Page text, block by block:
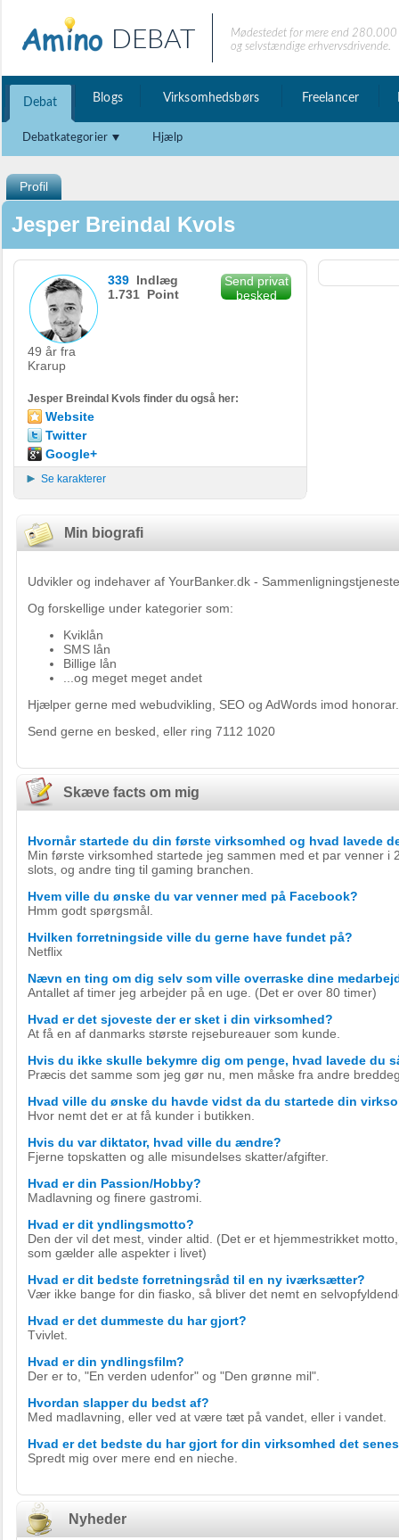
DEBAT
Mødestedet for mere end
og selvstændige erhvervsdrivende.
Debat Blogs Virksomhedsbørs Freelancer
Debatkategorier Hjælp
Profil
Jesper Breindal Kvols
49 år fra
Krarup
339 Indlæg
1.731 Point
Send privat
besked
Jesper Breindal Kvols finder du også her:
Website
Twitter
Google+
Se karakterer
Min biografi
Udvikler og indehaver af YourBanker.dk -
Og forskellige under kategorier som:
Kviklån
SMS lån
Billige lån
...og meget meget andet
Hjælper gerne med webudvikling, SEO og AdWords imod honorar.
Send gerne en besked, eller ring 7112 1020
Skæve facts om mig
Hvornår startede du din første virksomhed og hvad lavede
Min første virksomhed startede jeg sammen med et par venner i
slots, og andre ting til gaming branchen.
Hvem ville du ønske du var venner med på Facebook?
Hmm godt spørgsmål.
Hvilken forretningside ville du gerne have fundet på?
Netflix
Nævn en ting om dig selv som ville overraske dine
Antallet af timer jeg arbejder på en uge. (Det er over 80 timer)
Hvad er det sjoveste der er sket i din virksomhed?
At få en af danmarks største rejsebureauer som kunde.
Hvis du ikke skulle bekymre dig om penge, hvad lavede du
Præcis det samme som jeg gør nu, men måske fra andre
Hvad ville du ønske du havde vidst da du startede din
Hvor nemt det er at få kunder i butikken.
Hvis du var diktator, hvad ville du ændre?
Fjerne topskatten og alle misundelses skatter/afgifter.
Hvad er din Passion/Hobby?
Madlavning og finere gastromi.
Hvad er dit yndlingsmotto?
Den der vil det mest, vinder altid. (Det er et hjemmestrikket
som gælder alle aspekter i livet)
Hvad er dit bedste forretningsråd til en ny iværksætter?
Vær ikke bange for din fiasko, så bliver det nemt en
Hvad er det dummeste du har gjort?
Tvivlet.
Hvad er din yndlingsfilm?
Der er to, "En verden udenfor" og "Den grønne mil".
Hvordan slapper du bedst af?
Med madlavning, eller ved at være tæt på vandet, eller i vandet.
Hvad er det bedste du har gjort for din virksomhed det
Spredt mig over mere end en nieche.
Nyheder